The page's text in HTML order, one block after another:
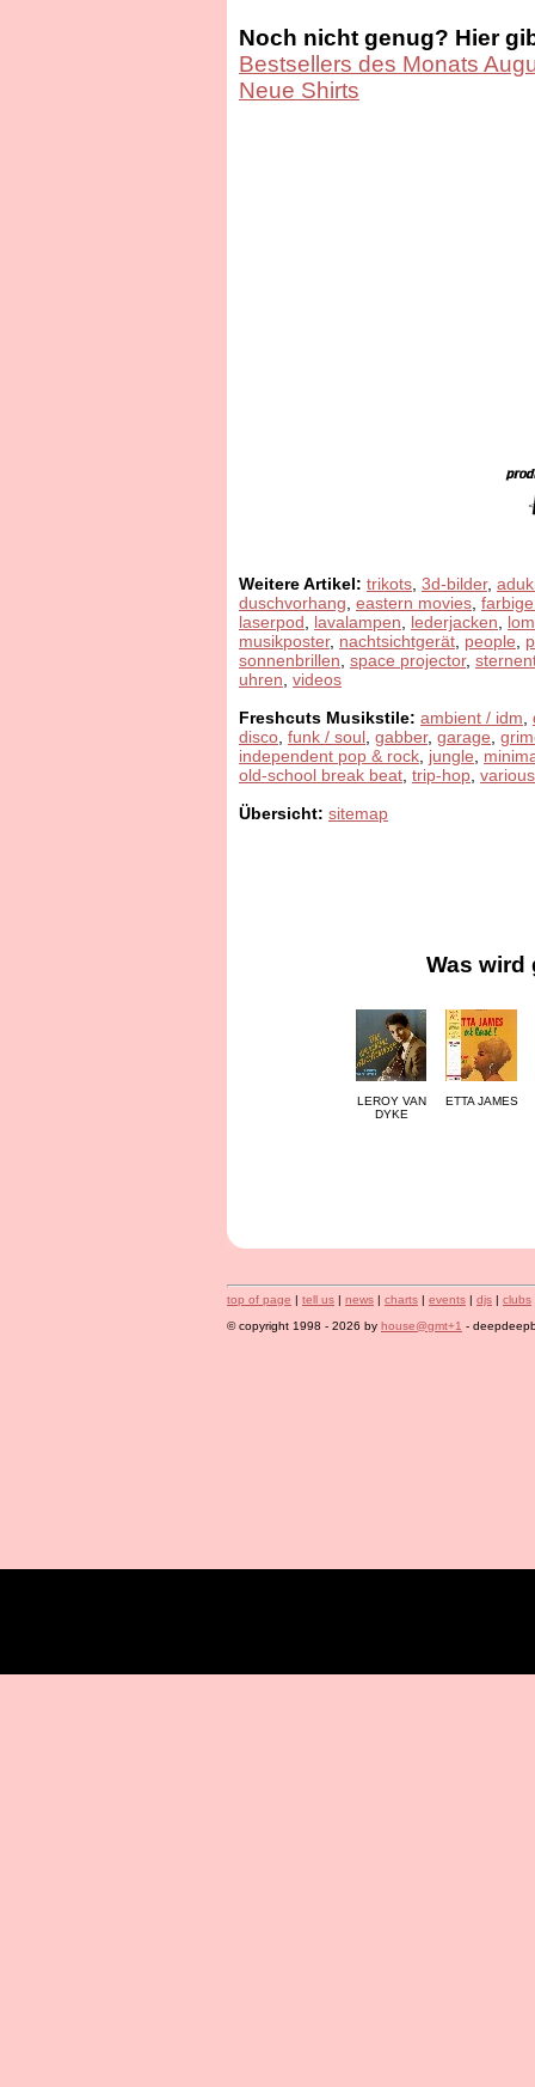
Noch nicht genug? Hier
Bestsellers des Monats
Neue Shirts
Weitere Artikel: trikots 3d-bilder,
duschvorhang eastern movies
laserpod
lavalampen lederjacken
musikposter, nachtsichtgerät people
sonnenbrillen space projector,
uhren videos
Freshcuts Musikstile: ambient / idm
disco funk / soul gabber, garage
independent pop & rock jungle
old-school break beat trip-hop
Übersicht: sitemap
Was wird
LEROY VAN
DYKE
ETTA JAMES
top of page | tell us | news | charts | events | djs | clubs
© copyright 1998 - 2026 by house@gmt+1 -